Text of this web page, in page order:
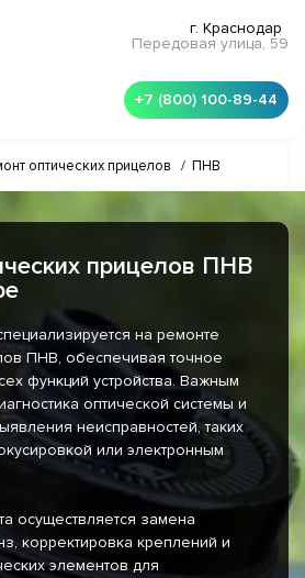
г. Краснодар
Передовая улица, 59
+7 (800) 100-89-44
оптических прицелов / ПНВ
прицелов ПНВ
на ремонте
ПНВ, обеспечивая точное
функций устройства. Важным
оптической системы и
неисправностей, таких
или электронным
осуществляется замена
корректировка креплений и
элементов для